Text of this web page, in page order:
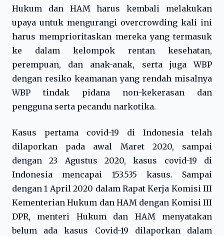
Hukum dan HAM harus kembali melakukan
upaya untuk mengurangi overcrowding kali ini
harus memprioritaskan mereka yang termasuk
ke dalam kelompok rentan kesehatan,
perempuan, dan anak-anak, serta juga WBP
dengan resiko keamanan yang rendah misalnya
WBP tindak pidana non-kekerasan dan
pengguna serta pecandu narkotika.
Kasus pertama covid-19 di Indonesia telah
dilaporkan pada awal Maret 2020, sampai
dengan 23 Agustus 2020, kasus covid-19 di
Indonesia mencapai 153.535 kasus. Sampai
dengan 1 April 2020 dalam Rapat Kerja Komisi III
Kementerian Hukum dan HAM dengan Komisi III
DPR, menteri Hukum dan HAM menyatakan
belum ada kasus Covid-19 dilaporkan dalam